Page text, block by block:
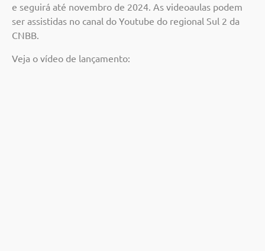
e seguirá até novembro de 2024. As videoaulas podem
ser assistidas no canal do Youtube do regional Sul 2 da
CNBB.
Veja o vídeo de lançamento: